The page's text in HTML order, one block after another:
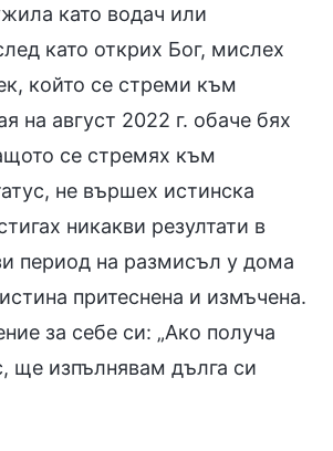
като водач или
като открих Бог, мислех
който се стреми към
на август 2022 г. обаче бях
се стремях към
не вършех истинска
никакви резултати в
период на размисъл у дома
притеснена и измъчена.
за себе си: „Ако получа
ще изпълнявам дълга си